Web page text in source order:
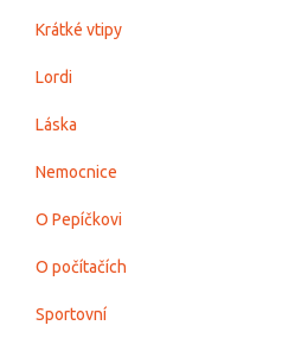
Krátké vtipy
Lordi
Láska
Nemocnice
O Pepíčkovi
O počítačích
Sportovní